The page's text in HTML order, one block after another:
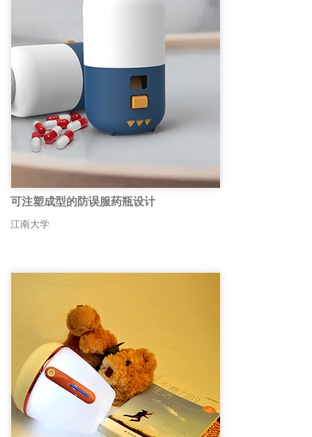
可注塑成型的防误服药瓶设计
江南大学